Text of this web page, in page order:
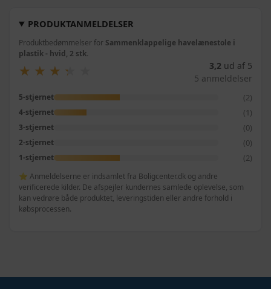
PRODUKTANMELDELSER
Produktbedømmelser for Sammenklappelige havelænestole i
plastik - hvid, 2 stk.
★
★ ★
★ ★
★ ★★ 3,2 ud af 5
5 anmeldelser
5-stjernet (2)
4-stjernet (1)
3-stjernet (0)
2-stjernet (0)
1-stjernet (2)
⭐ Anmeldelserne er indsamlet fra Boligcenter.dk og andre
verificerede kilder. De afspejler kundernes samlede oplevelse, som
kan vedrøre både produktet, leveringstiden eller andre forhold i
købsprocessen.